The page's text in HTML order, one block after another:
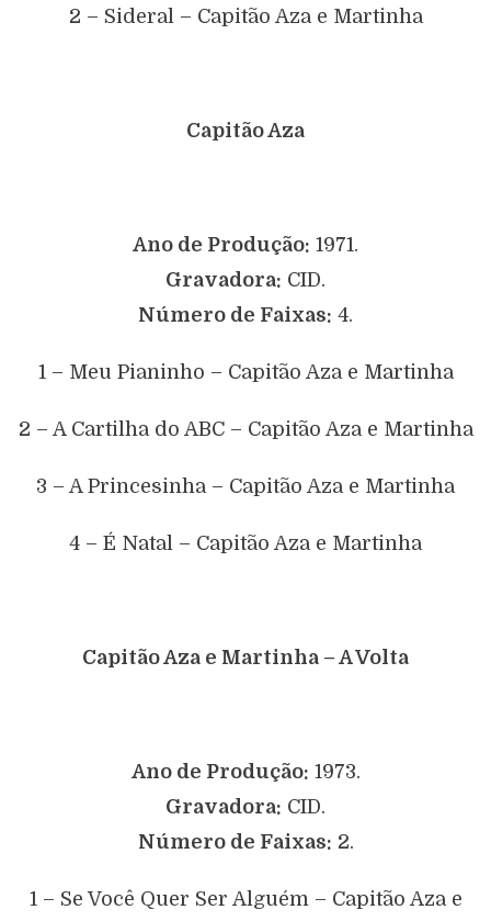
2 – Sideral – Capitão Aza e Martinha
Capitão Aza
Ano de Produção: 1971.
Gravadora: CID.
Número de Faixas: 4.
1 – Meu Pianinho – Capitão Aza e Martinha
2 – A Cartilha do ABC – Capitão Aza e Martinha
3 – A Princesinha – Capitão Aza e Martinha
4 – É Natal – Capitão Aza e Martinha
Capitão Aza e Martinha – A Volta
Ano de Produção: 1973.
Gravadora: CID.
Número de Faixas: 2.
1 – Se Você Quer Ser Alguém – Capitão Aza e